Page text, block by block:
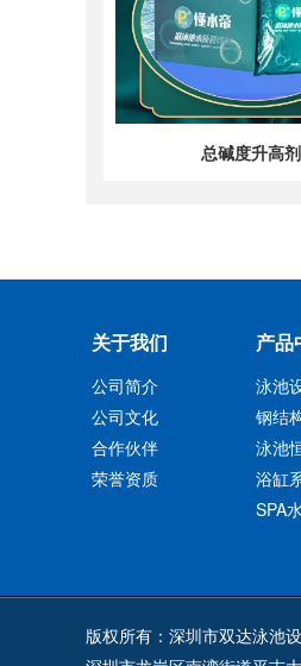
总碱度升高剂
关于我们
公司简介
公司文化
合作伙伴
荣誉资质
产品
泳池
钢结
泳池
浴缸
SPA
版权所有：深圳市双达泳池